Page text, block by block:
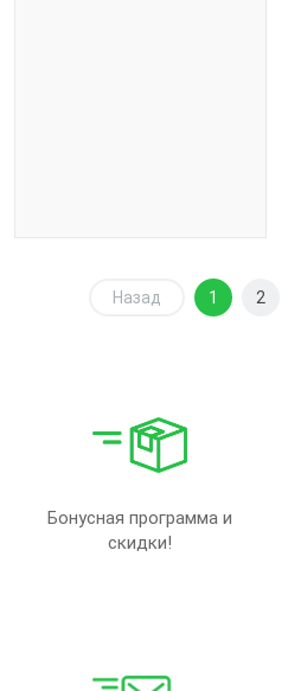
Назад 1 2
Бонусная программа и
скидки!